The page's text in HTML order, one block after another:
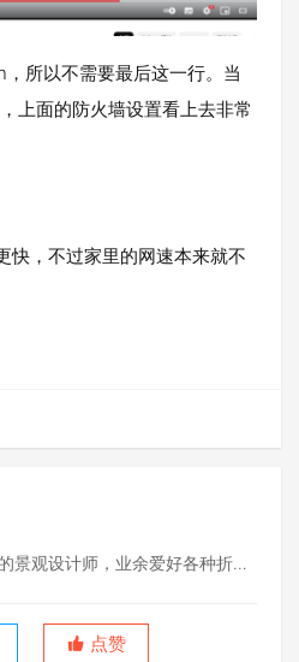
所以不需要最后这一行。当
上面的防火墙设置看上去非常
快，不过家里的网速本来就不
景观设计师，业余爱好各种折
点赞